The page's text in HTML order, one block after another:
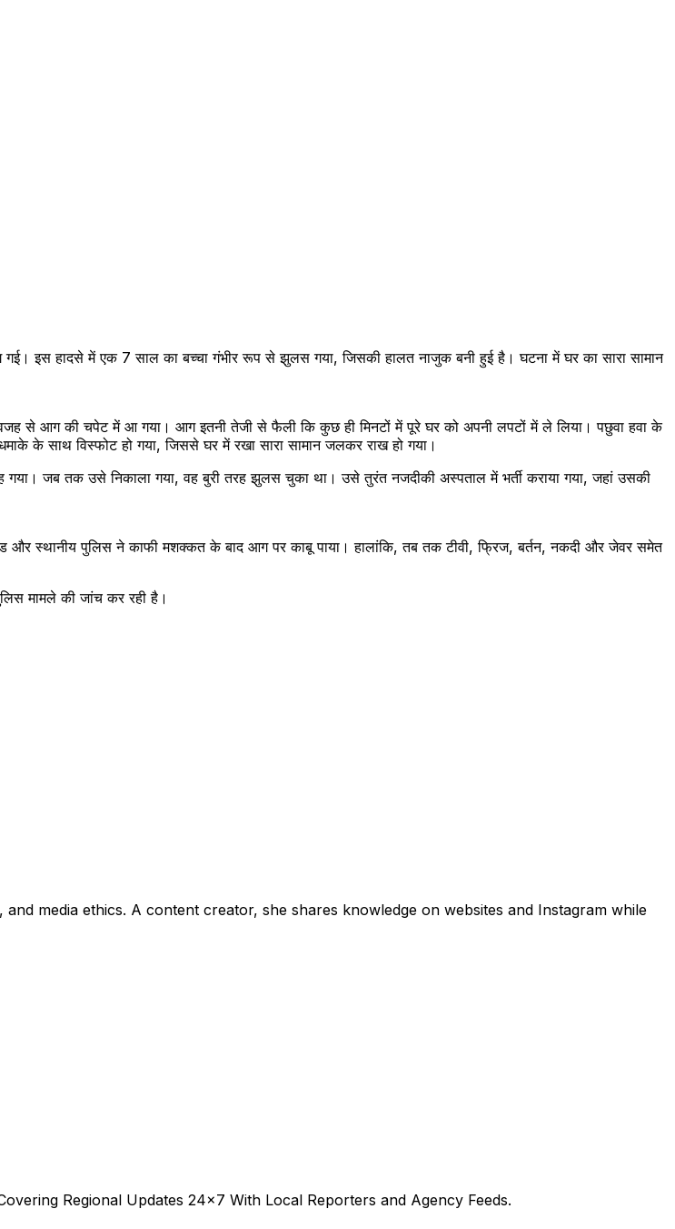
इस हादसे में एक 7 साल का बच्चा गंभीर रूप से झुलस गया, जिसकी हालत नाजुक बनी हुई है। घटना में घर का सारा सामान
वजह से आग की चपेट में आ गया। आग इतनी तेजी से फैली कि कुछ ही मिनटों में पूरे घर को अपनी लपटों में ले लिया। पछुवा हवा के
के साथ विस्फोट हो गया, जिससे घर में रखा सारा सामान जलकर राख हो गया।
जब तक उसे निकाला गया, वह बुरी तरह झुलस चुका था। उसे तुरंत नजदीकी अस्पताल में भर्ती कराया गया, जहां उसकी
और स्थानीय पुलिस ने काफी मशक्कत के बाद आग पर काबू पाया। हालांकि, तब तक टीवी, फ्रिज, बर्तन, नकदी और जेवर समेत
मामले की जांच कर रही है।
media ethics. A content creator, she shares knowledge on websites and Instagram while
Regional Updates 24x7 With Local Reporters and Agency Feeds.